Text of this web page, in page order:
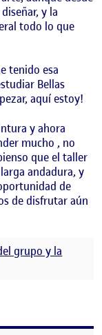
y la
todo lo que
tenido esa
Bellas
aquí estoy!
y ahora
mucho , no
que el taller
andadura, y
de
de disfrutar aún
grupo y la